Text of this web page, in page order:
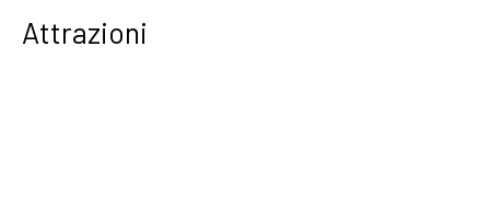
Attrazioni